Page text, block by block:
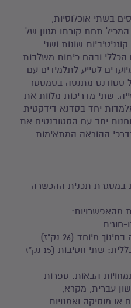
בשתי אוכלוסיות,
תחת קורתו מגוון של
שונות ושני
ובהם כיתות משלבות
לסייע לתלמידים עם
סטודנט מתנסה בסמסטר
שתי מדריכות מלוות את
יחד בסדנא דידקטית
יחד עם הסטודנטים את
ההוראה המתאימות
במסגרת תכנית ההכשרה
מהאפשרויות:
מיוחד (26 נק"ז)
התמחות שנייה כללית: שתי חטיבות (15 נק"ז
הבאות: ספרות
עברית, מקרא,
מוסיקה ואמנויות.